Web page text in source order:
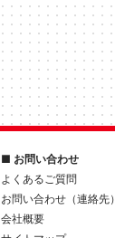
■ お問い合わせ
よくあるご質問
お問い合わせ（連絡先）
会社概要